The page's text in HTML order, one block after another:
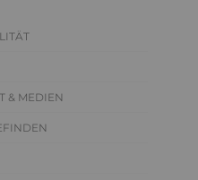
& MEDIEN